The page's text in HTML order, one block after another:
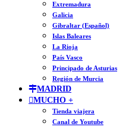
Extremadura
Galicia
Gibraltar (Español)
Islas Baleares
La Rioja
País Vasco
Principado de Asturias
Región de Murcia
MADRID
MUCHO +
Tienda viajera
Canal de Youtube